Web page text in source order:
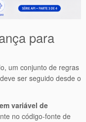
para
um conjunto de regras
ser seguido desde o
variável de
no código-fonte de